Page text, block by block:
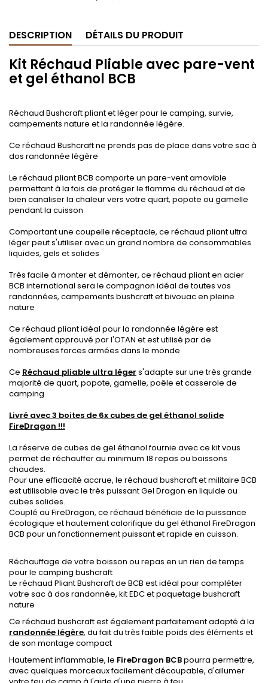
DESCRIPTION DÉTAILS DU PRODUIT
Kit Réchaud Pliable avec pare-vent
et gel éthanol BCB
.
Réchaud Bushcraft pliant et léger pour le camping, survie,
campements nature et la randonnée légère.
Ce réchaud Bushcraft ne prends pas de place dans votre sac à
dos randonnée légère
Le réchaud pliant BCB comporte un pare-vent amovible
permettant à la fois de protéger le flamme du réchaud et de
bien canaliser la chaleur vers votre quart, popote ou gamelle
pendant la cuisson
Comportant une coupelle réceptacle, ce réchaud pliant ultra
léger peut s'utiliser avec un grand nombre de consommables
liquides, gels et solides
Très facile à monter et démonter, ce réchaud pliant en acier
BCB international sera le compagnon idéal de toutes vos
randonnées, campements bushcraft et bivouac en pleine
nature
Ce réchaud pliant idéal pour la randonnée légère est
également approuvé par l'OTAN et est utilisé par de
nombreuses forces armées dans le monde
Ce Réchaud pliable ultra léger s'adapte sur une très grande
majorité de quart, popote, gamelle, poële et casserole de
camping
Livré avec 3 boites de 6x cubes de gel éthanol solide
FireDragon !!!
La réserve de cubes de gel éthanol fournie avec ce kit vous
permet de réchauffer au minimum 18 repas ou boissons
chaudes.
Pour une efficacité accrue, le réchaud bushcraft et militaire BCB
est utilisable avec le très puissant Gel Dragon en liquide ou
cubes solides.
Couplé au FireDragon, ce réchaud bénéficie de la puissance
écologique et hautement calorifique du gel éthanol FireDragon
BCB pour un fonctionnement puissant et rapide en cuisson.
Réchauffage de votre boisson ou repas en un rien de temps
pour le camping bushcraft
Le réchaud Pliant Bushcraft de BCB est idéal pour compléter
votre sac à dos randonnée, kit EDC et paquetage bushcraft
nature
Ce réchaud bushcraft est également parfaitement adapté à la
randonnée légère, du fait du très faible poids des éléments et
de son montage compact
Hautement inflammable, le FireDragon BCBpourra permettre,
avec quelques morceaux facilement découpable, d'allumer